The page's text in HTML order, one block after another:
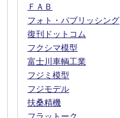
ＦＡＢ
フォト・パブリッシング
復刊ドットコム
フクシマ模型
富士川車輌工業
フジミ模型
フジモデル
扶桑精機